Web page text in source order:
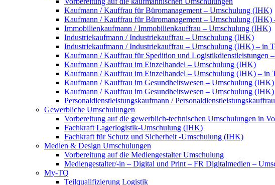
Kaufmann / Kauffrau für Büromanagement – Umschulung (IHK)
Kaufmann / Kauffrau für Büromanagement – Umschulung (IHK)
Immobilienkaufmann / Immobilienkauffrau – Umschulung (IHK)
Industriekaufmann / Industriekauffrau – Umschulung (IHK)
Industriekaufmann / Industriekauffrau – Umschulung (IHK) – in
Kaufmann / Kauffrau für Spedition und Logistikdienstleistungen
Kaufmann / Kauffrau im Einzelhandel – Umschulung (IHK)
Kaufmann / Kauffrau im Einzelhandel – Umschulung (IHK) – in
Kaufmann / Kauffrau im Gesundheitswesen – Umschulung (IHK)
Kaufmann / Kauffrau im Gesundheitswesen – Umschulung
Personaldienstleistungskaufmann /
Gewerbliche Umschulungen
Vorbereitung auf die gewerblich-technischen Umschulungen in
Fachkraft Lagerlogistik-Umschulung (IHK)
Fachkraft für Schutz und Sicherheit -Umschulung (IHK)
Medien & Design Umschulungen
Vorbereitung auf die Mediengestalter Umschulung
Mediengestalter/-in – Digital und Print – FR Digitalmedien –
My-TQ
Teilqualifizierung Logistik